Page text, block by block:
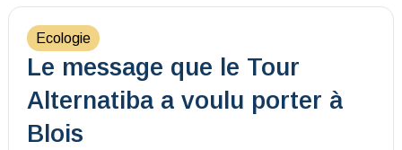
Ecologie
Le message que le Tour
Alternatiba a voulu porter à
Blois